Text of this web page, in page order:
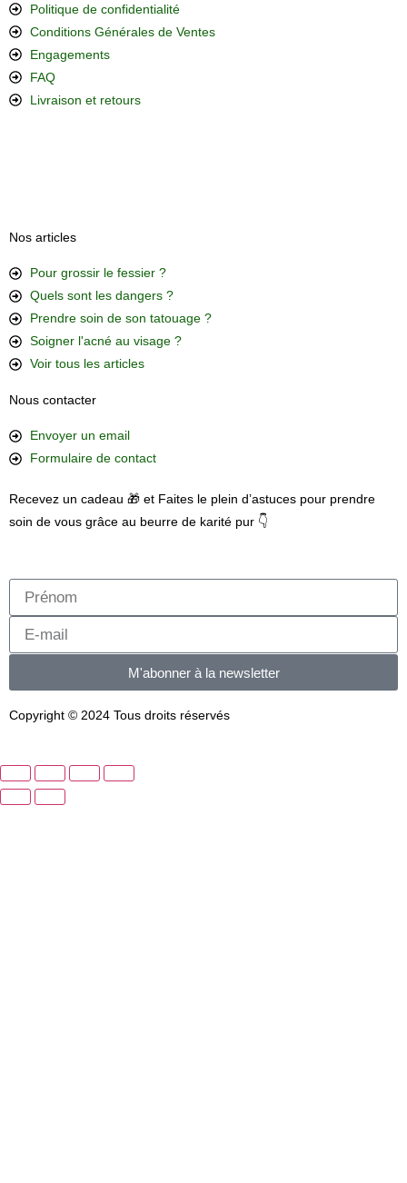
Politique de confidentialité
Conditions Générales de Ventes
Engagements
FAQ
Livraison et retours
Nos articles
Pour grossir le fessier ?
Quels sont les dangers ?
Prendre soin de son tatouage ?
Soigner l'acné au visage ?
Voir tous les articles
Nous contacter
Envoyer un email
Formulaire de contact
Recevez un cadeau 🎁 et Faites le plein d’astuces pour prendre
soin de vous grâce au beurre de karité pur 👇
M'abonner à la newsletter
Copyright © 2024 Tous droits réservés